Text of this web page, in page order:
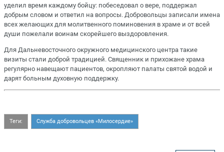
уделил время каждому бойцу: побеседовал о вере, поддержал
добрым словом и ответил на вопросы. Добровольцы записали имена
всех желающих для молитвенного поминовения в храме и от всей
души пожелали воинам скорейшего выздоровления.
Для Дальневосточного окружного медицинского центра такие
визиты стали доброй традицией. Священник и прихожане храма
регулярно навещают пациентов, окропляют палаты святой водой и
дарят больным духовную поддержку.
Теги: Служба добровольцев «Милосердие»